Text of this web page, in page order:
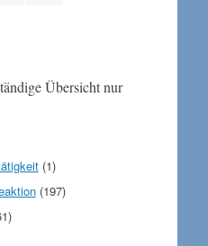
Übersicht nur
(1)
(197)